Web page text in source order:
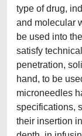
type of drug,
and molecular
be used into
satisfy
penetration,
hand, to be
microneedles
specifications,
their insertion